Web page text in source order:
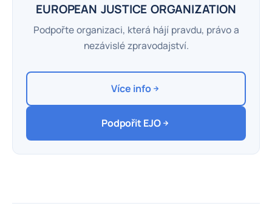
EUROPEAN JUSTICE ORGANIZATION
Podpořte organizaci, která hájí pravdu, právo a
nezávislé zpravodajství.
Více info
Podpořit EJO